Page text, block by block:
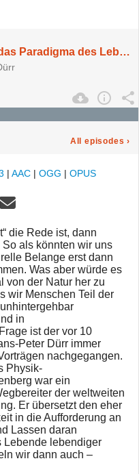
Nachhaltigkeit und das Paradigma des Lebendigen (Hans-Peter Dürr Spezial II/II) [Essay von Hans-Peter Dürr]
All episodes ›
| AAC | OGG | OPUS
die Rede ist, dann
als könnten wir uns
Belange erst dann
Was aber würde es
von der Natur her zu
wir Menschen Teil der
in
ist der vor 10
Peter Dürr immer
nachgegangen.
Physik-
war ein
der weltweiten
Er übersetzt den eher
in die Aufforderung an
Lassen daran
Lebende lebendiger
wir dann auch –